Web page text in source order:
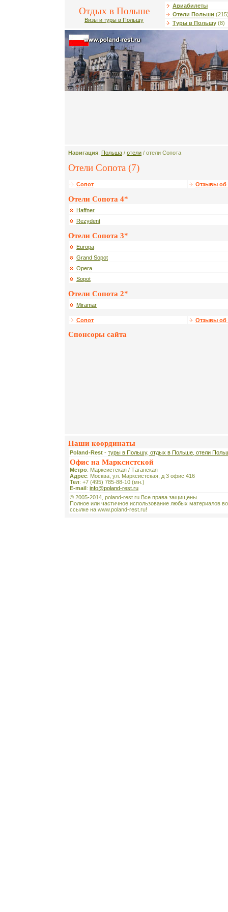
Отдых в Польше
Визы и туры в Польшу
Авиабилеты
Отели Польши
Туры в Польшу (8)
Навигация: Польша / отели / отели Сопота
Отели Сопота (7)
Сопот Отзывы об
Отели Сопота 4*
Haffner
Rezydent
Отели Сопота 3*
Europa
Grand Sopot
Opera
Sopot
Отели Сопота 2*
Miramar
Сопот Отзывы об
Спонсоры сайта
Наши координаты
Poland-Rest - туры в Польшу, отдых в Польше, отели
Офис на Марксистской
Метро: Марксистская / Таганская
Адрес: Москва, ул. Марксистская, д 3 офис 416
Тел: +7 (495) 785-88-10 (мн.)
E-mail: info@poland-rest.ru
© 2005-2014, poland-rest.ru Все права защищены.
Полное или частичное использование любых материалов
ссылке на www.poland-rest.ru!